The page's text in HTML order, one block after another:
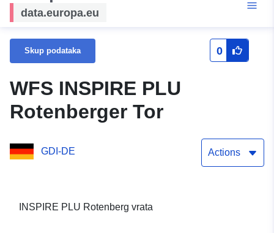
data.europa.eu
Skup podataka 0
WFS INSPIRE PLU
Rotenberger Tor
GDI-DE Actions
INSPIRE PLU Rotenberg vrata